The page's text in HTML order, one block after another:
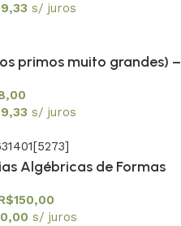
s/ juros
primos muito grandes) –
s/ juros
Algébricas de Formas
150,00
s/ juros